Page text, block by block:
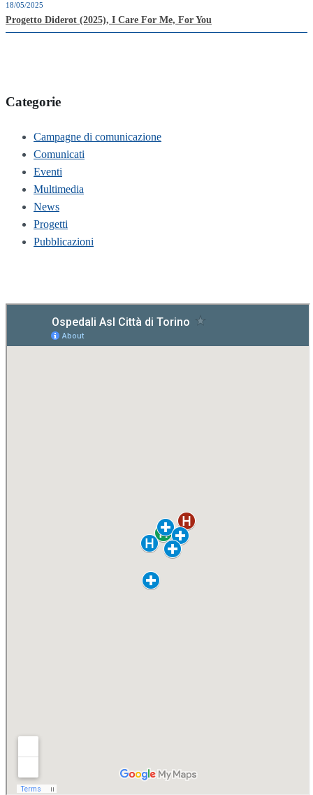
18/05/2025
Progetto Diderot (2025), I Care For Me, For You
Categorie
Campagne di comunicazione
Comunicati
Eventi
Multimedia
News
Progetti
Pubblicazioni